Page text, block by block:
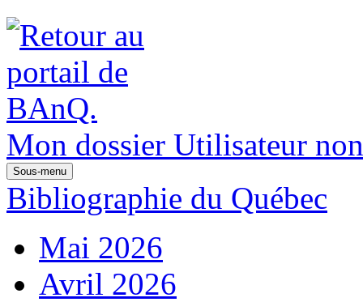
Mon dossier Utilisateur
Sous-menu
Bibliographie du Québec
Mai 2026
Avril 2026